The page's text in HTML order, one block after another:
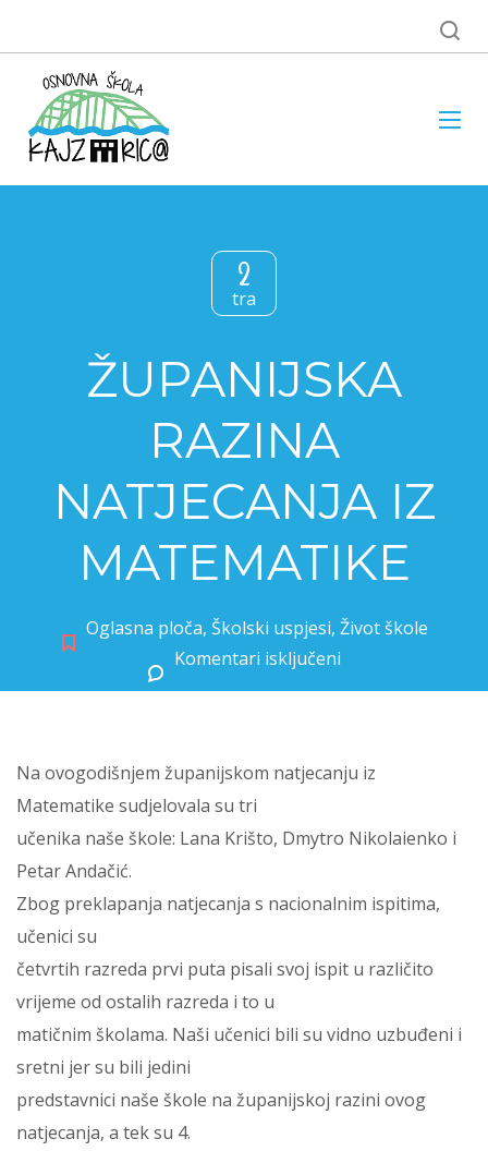
2
tra
ŽUPANIJSKA
RAZINA
NATJECANJA IZ
MATEMATIKE
Oglasna ploča, Školski uspjesi, Život škole
Komentari isključeni
Na ovogodišnjem županijskom natjecanju iz
Matematike sudjelovala su tri
učenika naše škole: Lana Krišto, Dmytro Nikolaienko i
Petar Andačić.
Zbog preklapanja natjecanja s nacionalnim ispitima,
učenici su
četvrtih razreda prvi puta pisali svoj ispit u različito
vrijeme od ostalih razreda i to u
matičnim školama. Naši učenici bili su vidno uzbuđeni i
sretni jer su bili jedini
predstavnici naše škole na županijskoj razini ovog
natjecanja, a tek su 4.